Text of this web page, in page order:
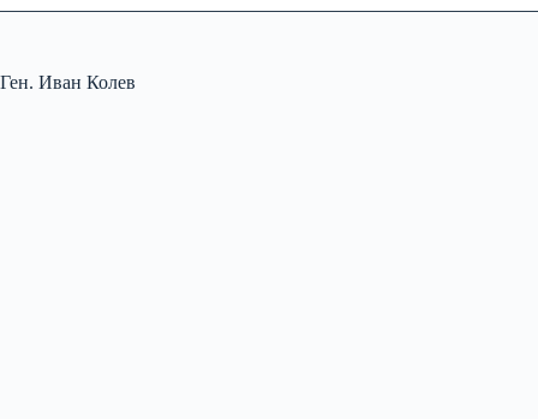
Ген. Иван Колев